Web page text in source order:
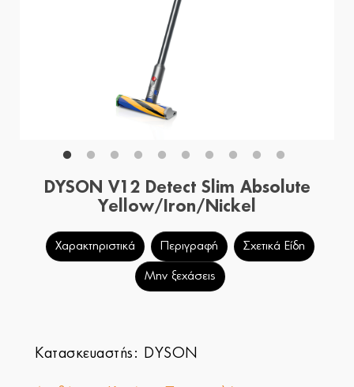
DYSON V12 Detect Slim Absolute
Yellow/Iron/Nickel
Χαρακτηριστικά Περιγραφή Σχετικά Είδη
Μην ξεχάσεις
Κατασκευαστής: DYSON